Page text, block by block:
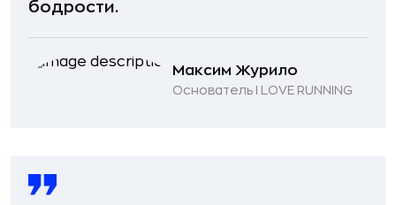
бодрости.
Максим Журило
Основатель I LOVE RUNNING